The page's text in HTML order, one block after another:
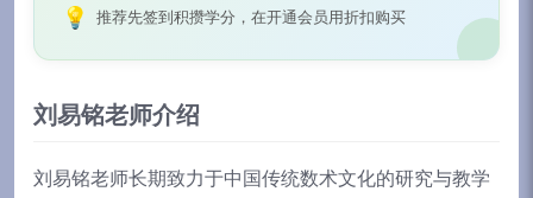
💡 推荐先签到积攒学分，在开通会员用折扣购买
刘易铭老师介绍
刘易铭老师长期致力于中国传统数术文化的研究与教学